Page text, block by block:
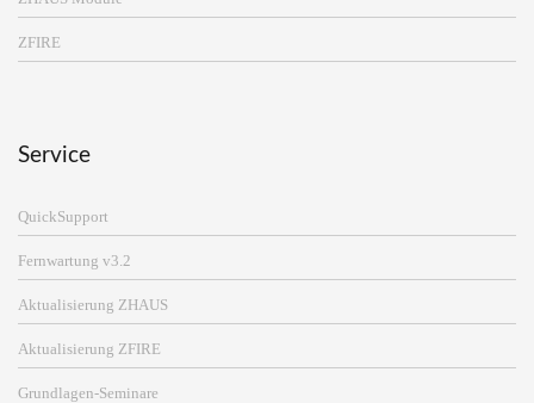
ZFIRE
Service
QuickSupport
Fernwartung v3.2
Aktualisierung ZHAUS
Aktualisierung ZFIRE
Grundlagen-Seminare